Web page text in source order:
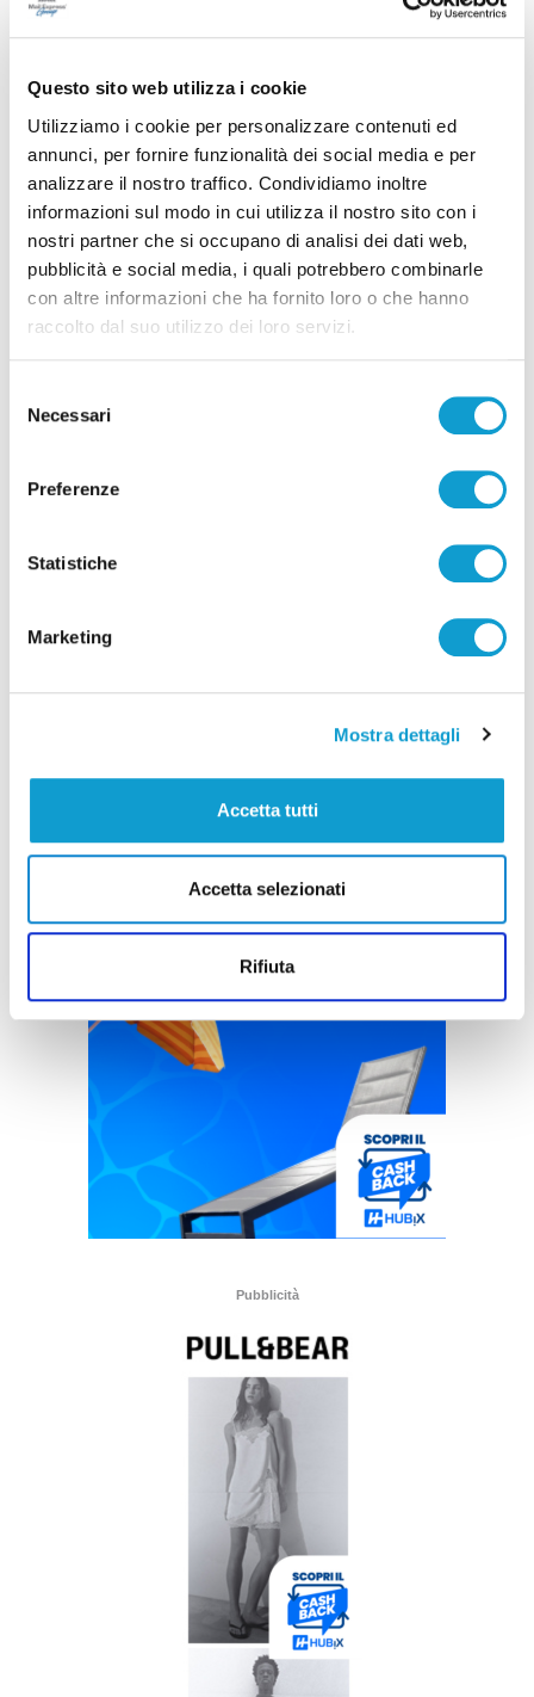
Questo sito web utilizza i cookie
Utilizziamo i cookie per personalizzare contenuti ed
annunci, per fornire funzionalità dei social media e per
analizzare il nostro traffico. Condividiamo inoltre
informazioni sul modo in cui utilizza il nostro sito con i
nostri partner che si occupano di analisi dei dati web,
pubblicità e social media, i quali potrebbero combinarle
con altre informazioni che ha fornito loro o che hanno
raccolto dal suo utilizzo dei loro servizi.
delNecessari
Preferenze
Statistiche
Marketing
Mostra dettagli
Accetta tutti
Accetta selezionati
Rifiuta
Ascoli Piceno - Pennelli volano sui cavi
dell’alta tensione e restano in bilico su un
albero
di Rossella Luciani
Pubblicità